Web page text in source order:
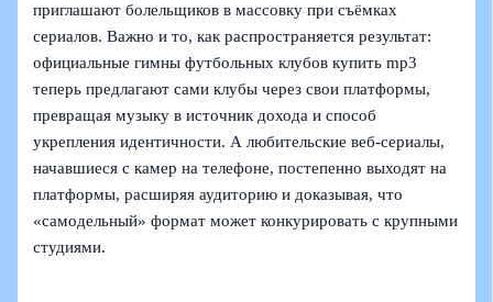
приглашают болельщиков в массовку при съёмках
сериалов. Важно и то, как распространяется результат:
официальные гимны футбольных клубов купить mp3
теперь предлагают сами клубы через свои платформы,
превращая музыку в источник дохода и способ
укрепления идентичности. А любительские веб‑сериалы,
начавшиеся с камер на телефоне, постепенно выходят на
платформы, расширяя аудиторию и доказывая, что
«самодельный» формат может конкурировать с крупными
студиями.